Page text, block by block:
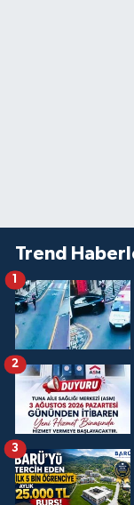
Trend
1
2
3